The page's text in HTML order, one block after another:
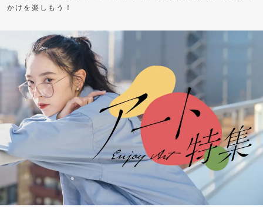
かけを楽しもう！